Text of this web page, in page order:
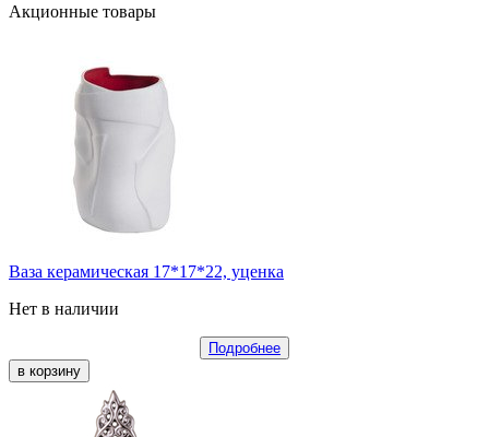
Акционные товары
Ваза керамическая 17*17*22, уценка
Нет в наличии
Подробнее